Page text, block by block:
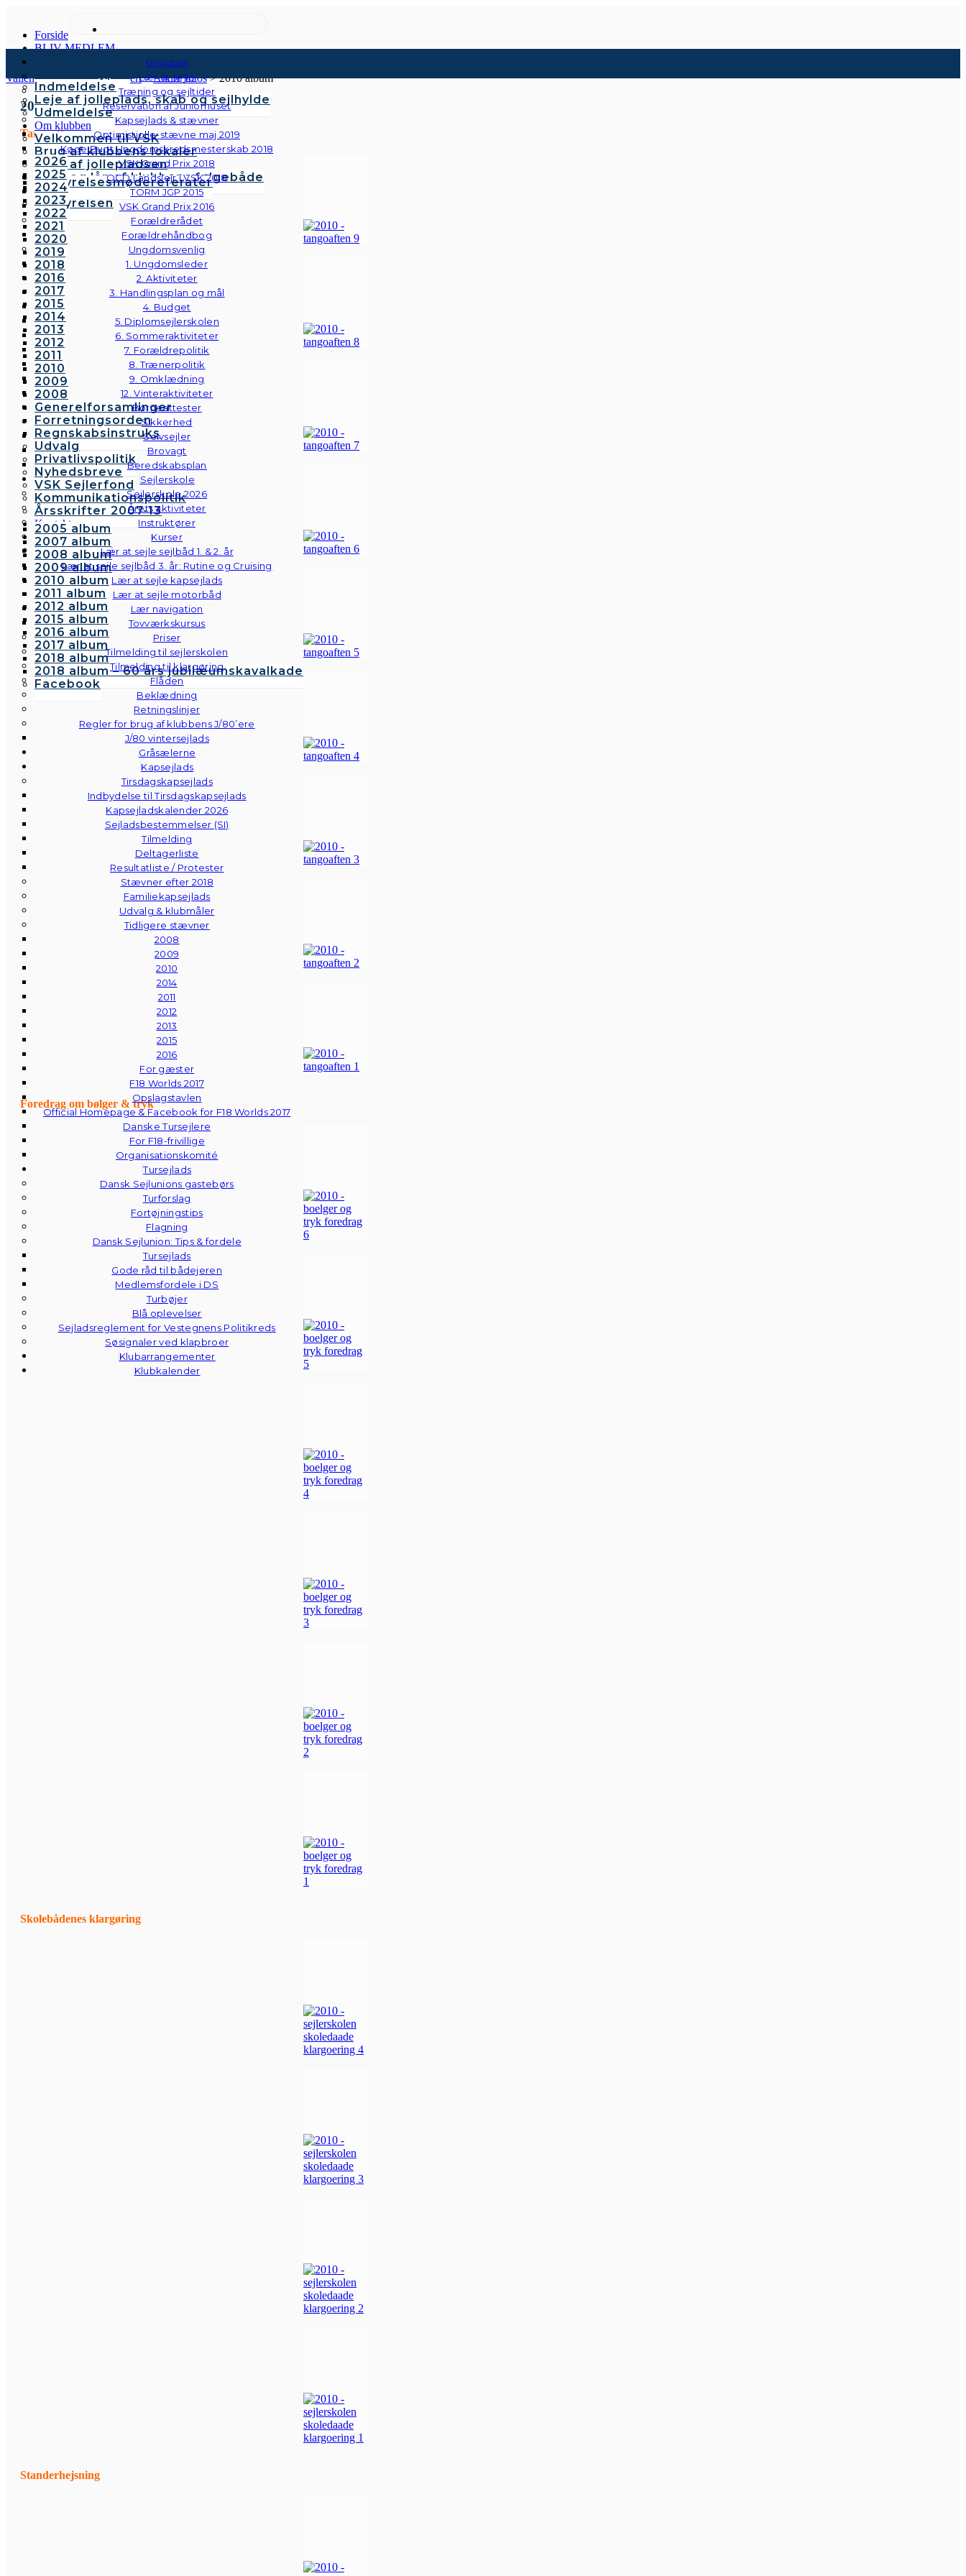
Ungdom
Lær at sejle
Træning og sejltider
Reservation af Juniorhuset
Kapsejlads & stævner
Optimistjolle-stævne maj 2019
Køge Bugt Ungdomskredsmesterskab 2018
VSK Grand Prix 2018
OCD Landslejr i VSK 2018
TORM JGP 2015
VSK Grand Prix 2016
Forældrerådet
Forældrehåndbog
Ungdomsvenlig
1. Ungdomsleder
2. Aktiviteter
3. Handlingsplan og mål
4. Budget
5. Diplomsejlerskolen
6. Sommeraktiviteter
7. Forældrepolitik
8. Trænerpolitik
9. Omklædning
12. Vinteraktiviteter
Børneattester
Sikkerhed
Selvsejler
Brovagt
Beredskabsplan
Sejlerskole
Sejlerskole 2026
Årets aktiviteter
Instruktører
Kurser
Lær at sejle sejlbåd 1. & 2. år
Lær at sejle sejlbåd 3. år: Rutine og Cruising
Lær at sejle kapsejlads
Lær at sejle motorbåd
Lær navigation
Tovværkskursus
Priser
Tilmelding til sejlerskolen
Tilmelding til klargøring
Flåden
Beklædning
Retningslinjer
Regler for brug af klubbens J/80’ere
J/80 vintersejlads
Gråsælerne
Kapsejlads
Tirsdagskapsejlads
Indbydelse til Tirsdagskapsejlads
Kapsejladskalender 2026
Sejladsbestemmelser (SI)
Tilmelding
Deltagerliste
Resultatliste / Protester
Stævner efter 2018
Familiekapsejlads
Udvalg & klubmåler
Tidligere stævner
2008
2009
2010
2014
2011
2012
2013
2015
2016
For gæster
F18 Worlds 2017
Opslagstavlen
Official Homepage & Facebook for F18 Worlds 2017
Danske Tursejlere
For F18-frivillige
Organisationskomité
Tursejlads
Dansk Sejlunions gastebørs
Turforslag
Fortøjningstips
Flagning
Dansk Sejlunion: Tips & fordele
Tursejlads
Gode råd til bådejeren
Medlemsfordele i DS
Turbøjer
Blå oplevelser
Sejladsreglement for Vestegnens Politikreds
Søsignaler ved klapbroer
Klubarrangementer
Klubkalender
Forside
BLIV MEDLEM
Kontingenter & gebyrer
Indmeldelse
Leje af jolleplads, skab og sejlhylde
Udmeldelse
Om klubben
Velkommen til VSK
Brug af klubbens lokaler
Brug af jollepladsen
Brug og lån af klubbens følgebåde
Vedtægter
Bestyrelsen
Bestyrelsesmødereferater
2026
2025
2024
2023
2022
2021
2020
2019
2018
2016
2017
2015
2014
2013
2012
2011
2010
2009
2008
Generelforsamlinger
Forretningsorden
Regnskabsinstruks
Udvalg
Privatlivspolitik
Nyhedsbreve
VSK Sejlerfond
Kommunikationspolitik
Årsskrifter 2007-13
Kontakt
Galleri
Andre fotos
2005 album
2007 album
2008 album
2009 album
2010 album
2011 album
2012 album
2015 album
2016 album
2017 album
2018 album
2018 album – 60 års jubilæumskavalkade
Facebook
Vallensbæk Sejlklub>Galleri>Andre fotos>2010 album
2010
Tangoaften
Foredrag om bølger & tryk
Skolebådenes klargøring
Standerhejsning